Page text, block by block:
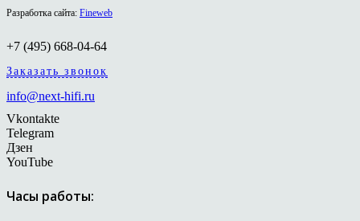
Разработка сайта: Fineweb
+7 (495) 668-04-64
Заказать звонок
info@next-hifi.ru
Vkontakte
Telegram
Дзен
YouTube
Часы работы: